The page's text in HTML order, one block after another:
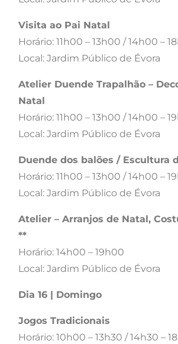
Visita ao Pai Natal
Horário: 11h00 – 13h00 / 14h00 –
Local: Jardim Público de Évora
Atelier Duende Trapalhão –
Natal
Horário: 11h00 – 13h00 / 14h00 –
Local: Jardim Público de Évora
Duende dos balões / Escultura
Horário: 11h00 – 13h00 / 14h00 –
Local: Jardim Público de Évora
Atelier – Arranjos de Natal,
**​
Horário: 14h00 – 19h00
Local: Jardim Público de Évora
Dia 16 | Domingo
Jogos Tradicionais
Horário: 10h00 – 13h30 / 14h30 –